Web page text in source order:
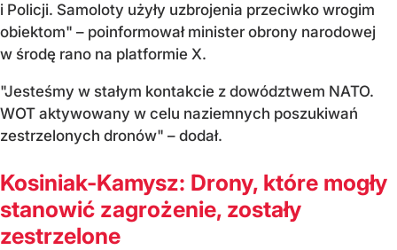
i Policji. Samoloty użyły uzbrojenia przeciwko wrogim
obiektom" – poinformował minister obrony narodowej
w środę rano na platformie X.
"Jesteśmy w stałym kontakcie z dowództwem NATO.
WOT aktywowany w celu naziemnych poszukiwań
zestrzelonych dronów" – dodał.
Kosiniak-Kamysz: Drony, które mogły
stanowić zagrożenie, zostały
zestrzelone